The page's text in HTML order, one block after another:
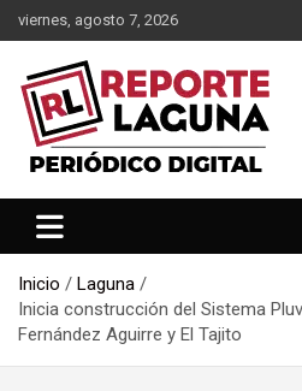
Saltar
al
contenido
viernes, agosto 7, 2026
Reporte Laguna
Inicio
Laguna
Inicia construcción del Sistema
Fernández Aguirre y El Tajito